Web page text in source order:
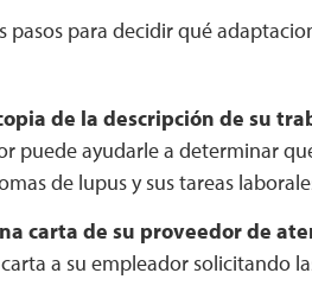
pasos para decidir qué
de la descripción de su
puede ayudarle a determinar
de lupus y sus tareas
carta de su proveedor de
a su empleador solicitando